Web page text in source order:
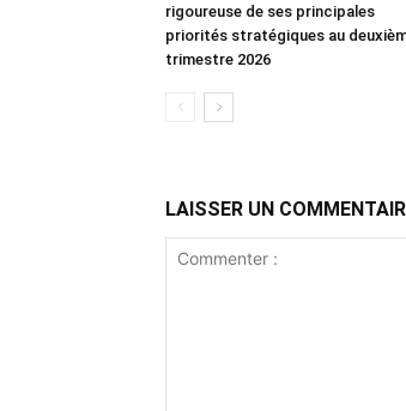
rigoureuse de ses principales
priorités stratégiques au
trimestre 2026
LAISSER UN